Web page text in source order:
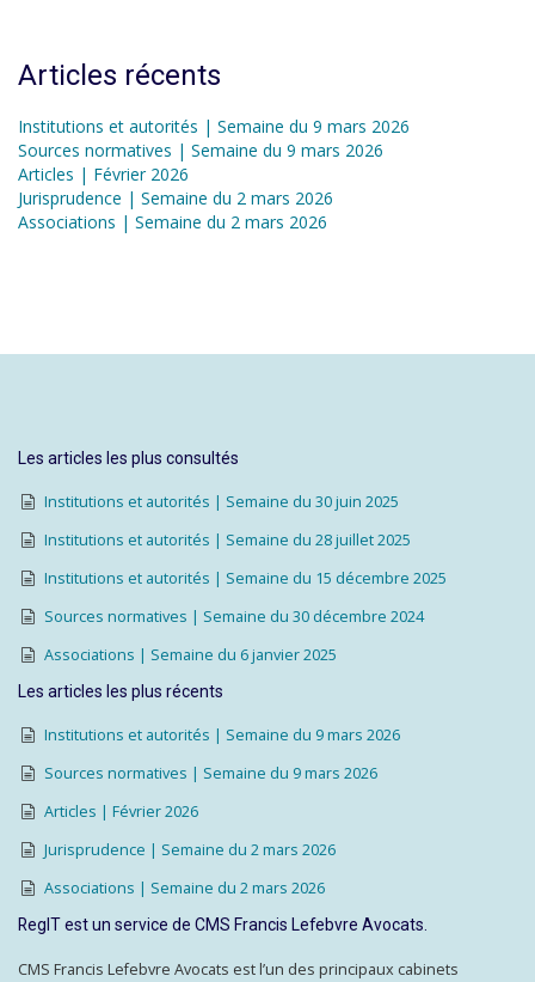
Articles récents
Institutions et autorités | Semaine du 9 mars 2026
Sources normatives | Semaine du 9 mars 2026
Articles | Février 2026
Jurisprudence | Semaine du 2 mars 2026
Associations | Semaine du 2 mars 2026
Les articles les plus consultés
Institutions et autorités | Semaine du 30 juin 2025
Institutions et autorités | Semaine du 28 juillet 2025
Institutions et autorités | Semaine du 15 décembre 2025
Sources normatives | Semaine du 30 décembre 2024
Associations | Semaine du 6 janvier 2025
Les articles les plus récents
Institutions et autorités | Semaine du 9 mars 2026
Sources normatives | Semaine du 9 mars 2026
Articles | Février 2026
Jurisprudence | Semaine du 2 mars 2026
Associations | Semaine du 2 mars 2026
RegIT est un service de CMS Francis Lefebvre Avocats.
CMS Francis Lefebvre Avocats est l’un des principaux cabinets